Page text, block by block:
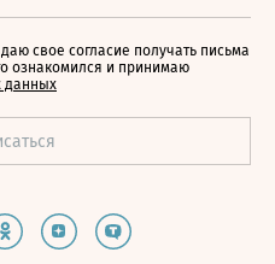
свое согласие получать письма
ознакомился и принимаю
данных